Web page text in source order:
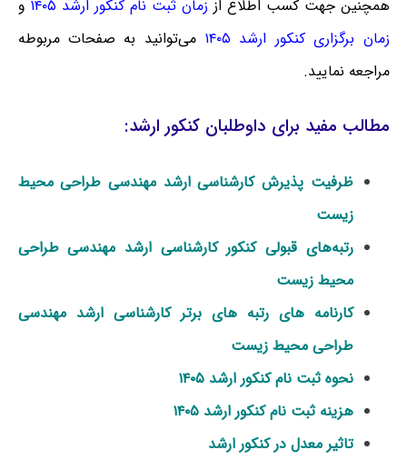
همچنین جهت کسب اطلاع از زمان ثبت نام کنکور ارشد ۱۴۰۵
و
زمان برگزاری کنکور ارشد ۱۴۰۵
می‌توانید به صفحات مربوطه
مراجعه نمایید.
مطالب مفید برای داوطلبان کنکور ارشد:
ظرفیت پذیرش کارشناسی ارشد مهندسی طراحی محیط
زیست
رتبه‌های قبولی کنکور کارشناسی ارشد مهندسی طراحی
محیط زیست
کارنامه های رتبه های برتر کارشناسی ارشد مهندسی
طراحی محیط زیست
نحوه ثبت نام کنکور ارشد ۱۴۰۵
هزینه ثبت نام کنکور ارشد ۱۴۰۵
تاثیر معدل در کنکور ارشد